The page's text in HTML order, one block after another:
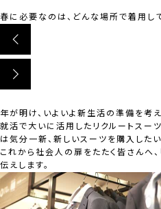
春に必要なのは、どんな場所で着用し
年が明け、いよいよ新生活の準備を考
就活で大いに活用したリクルートスー
は気分一新、新しいスーツを購入した
これから社会人の扉をたたく皆さんへ、
伝えします。